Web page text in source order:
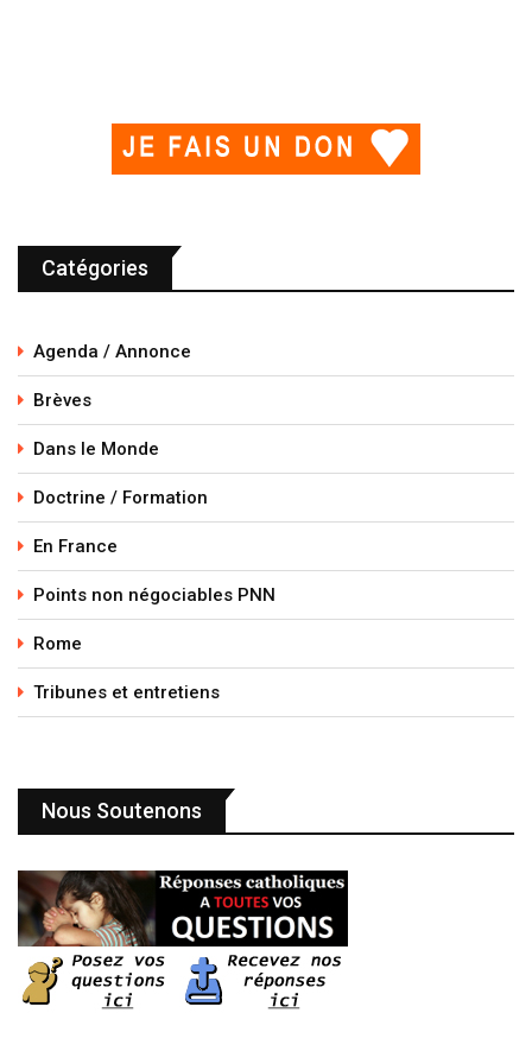
Catégories
Agenda / Annonce
Brèves
Dans le Monde
Doctrine / Formation
En France
Points non négociables PNN
Rome
Tribunes et entretiens
Nous Soutenons